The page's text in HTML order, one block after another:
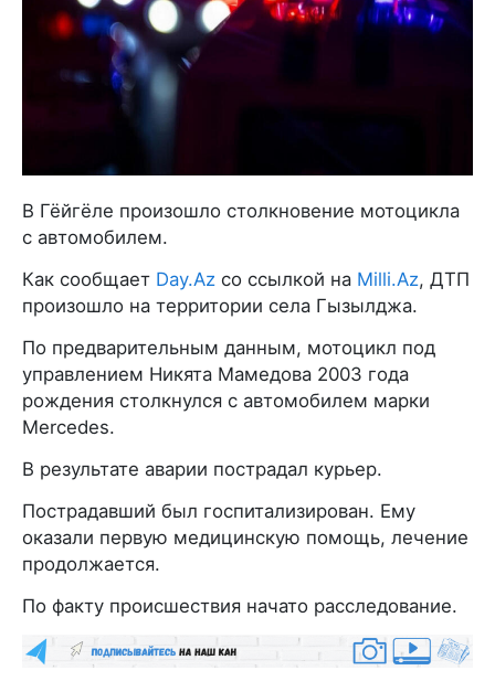
В Гёйгёле произошло столкновение мотоцикла
с автомобилем.
Как сообщает Day.Az со ссылкой на Milli.Az, ДТП
произошло на территории села Гызылджа.
По предварительным данным, мотоцикл под
управлением Никята Мамедова 2003 года
рождения столкнулся с автомобилем марки
Mercedes.
В результате аварии пострадал курьер.
Пострадавший был госпитализирован. Ему
оказали первую медицинскую помощь, лечение
продолжается.
По факту происшествия начато расследование.